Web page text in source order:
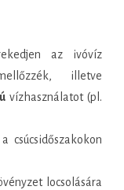
az ivóvíz
illetve
vízhasználatot (pl.
csúcsidőszakokon
locsolására